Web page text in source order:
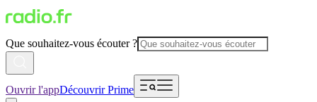
Que souhaitez-vous écouter ?
Ouvrir l'appDécouvrir Prime